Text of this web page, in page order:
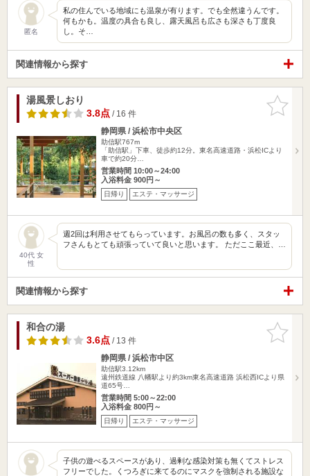
匿名
私の住んでいる地域にも温泉が有ります。でも全然違うんです。
何もかも。温度の具合も良し、露天風呂も広さも深さも丁度良
し。そ…
関連情報から探す
お気に入
りに追加
湯風景しおり
3.8点/ 16 件
静岡県 / 浜松市中央区
助信駅767m
「助信駅」下車、徒歩約12分。東名高速道路・浜松ICより
車で約20分…
営業時間 10:00～24:00
入浴料金 900円～
日帰り エステ・マッサージ
40代 女
性
週2回は利用させてもらっています。お風呂の数も多く、スタッ
フさんもとても頑張っていて良いと思います。 ただここ最近、…
関連情報から探す
お気に入
りに追加
和合の湯
3.6点/ 13 件
静岡県 / 浜松市中区
助信駅3.12km
遠州鉄道線 八幡駅より約3km東名高速道路 浜松西ICより県
道65号…
営業時間 5:00～22:00
入浴料金 800円～
日帰り エステ・マッサージ
子供の遊べるスペースがあり、過剰な感染対策も無くてストレス
フリーでした。くつろぎに来てるのにマスクを強制される施設な